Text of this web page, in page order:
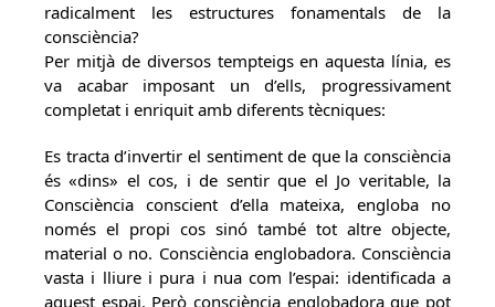
radicalment les estructures fonamentals de la
consciència?
Per mitjà de diversos tempteigs en aquesta línia, es
va acabar imposant un d’ells, progressivament
completat i enriquit amb diferents tècniques:
Es tracta d’invertir el sentiment de que la consciència
és «dins» el cos, i de sentir que el Jo veritable, la
Consciència conscient d’ella mateixa, engloba no
només el propi cos sinó també tot altre objecte,
material o no. Consciència englobadora. Consciència
vasta i lliure i pura i nua com l’espai: identificada a
aquest espai. Però consciència englobadora que pot